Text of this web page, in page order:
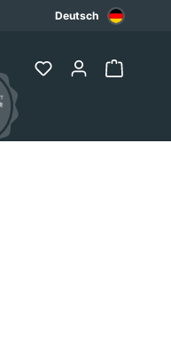
Deutsch